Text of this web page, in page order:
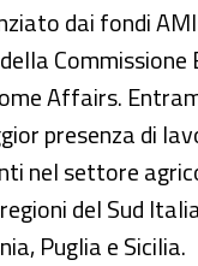
dai fondi
Commissione
Affairs.
presenza di
nel settore
del Sud
Puglia e Sicilia.